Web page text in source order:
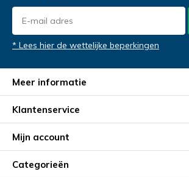
* Lees hier de wettelijke beperkingen
Meer informatie
Klantenservice
Mijn account
Categorieën
Product Naam
Gewenste datum voor proefrit
Opmerkingen
Product Naam
Gewenste datum voor slaapadvies
Opmerkingen
Opmerkingen